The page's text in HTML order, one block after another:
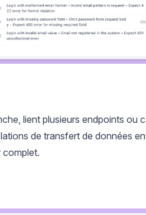
lient plusieurs endpoints ou
de transfert de données
complet.